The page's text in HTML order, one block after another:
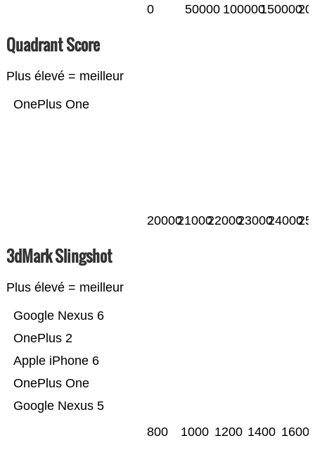
0 50000 100000150000
Quadrant Score
Plus élevé = meilleur
OnePlus One
2000021000220002300024000
3dMark Slingshot
Plus élevé = meilleur
Google Nexus 5
OnePlus One
Apple iPhone 6
OnePlus 2
Google Nexus 6
800 1000 1200 1400 1600